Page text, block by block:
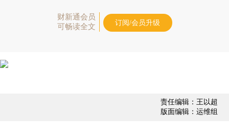
财新通会员
可畅读全文
订阅/会员升级
责任编辑：王以超
版面编辑：运维组